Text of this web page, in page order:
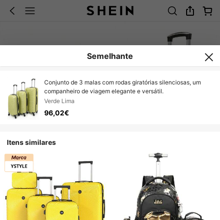
Semelhante
Conjunto de 3 malas com rodas giratórias silenciosas, um
companheiro de viagem elegante e versátil.
Verde Lima
96,02€
Itens similares